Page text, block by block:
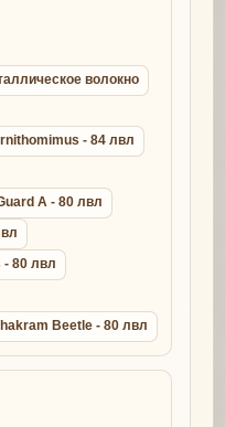
волокно
- 84 лвл
A - 80 лвл
80 лвл
Beetle - 80 лвл